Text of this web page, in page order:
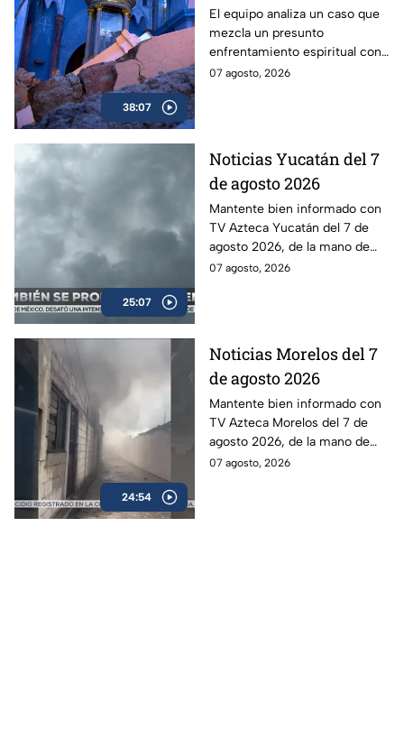
38:07
investigan el colapso
de un templo y una
presunta batalla
espiritual
El equipo analiza un caso que
mezcla un presunto
enfrentamiento espiritual con
el derrumbe de un histórico
07 agosto, 2026
25:07
Noticias Yucatán del 7
de agosto 2026
Mantente bien informado con
TV Azteca Yucatán del 7 de
agosto 2026, de la mano de
Lily Camino.
07 agosto, 2026
24:54
Noticias Morelos del 7
de agosto 2026
Mantente bien informado con
TV Azteca Morelos del 7 de
agosto 2026, de la mano de
Alexis Balbuena.
07 agosto, 2026